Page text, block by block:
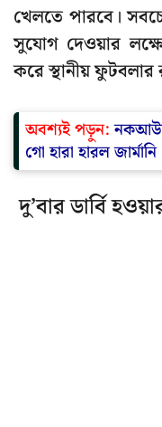
খেলতে পারবে।
সুযোগ দেওয়ার
করে স্থানীয় ফুটবলার
অবশ্যই পড়ুন:
গো হারা হারল জার্মানি
দু’বার ডার্বি